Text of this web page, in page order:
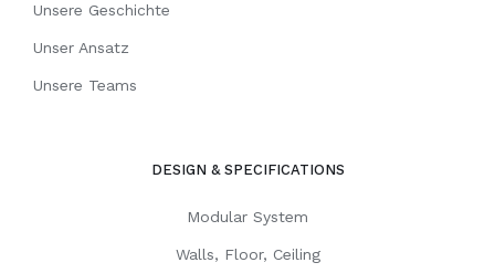
Unsere Geschichte
Unser Ansatz
Unsere Teams
DESIGN & SPECIFICATIONS
Modular System
Walls, Floor, Ceiling